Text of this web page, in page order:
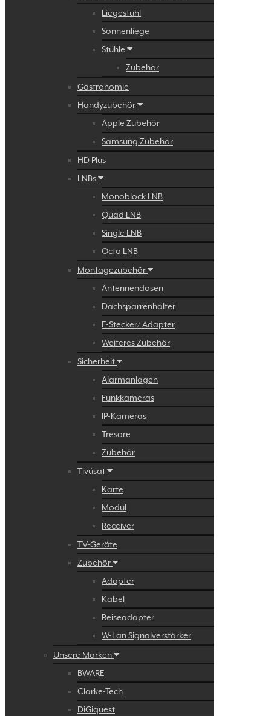
Liegestuhl
Sonnenliege
Stühle
Zubehör
Gastronomie
Handyzubehör
Apple Zubehör
Samsung Zubehör
HD Plus
LNBs
Monoblock LNB
Quad LNB
Single LNB
Octo LNB
Montagezubehör
Antennendosen
Dachsparrenhalter
F-Stecker/ Adapter
Weiteres Zubehör
Sicherheit
Alarmanlagen
Funkkameras
IP-Kameras
Tresore
Zubehör
Tivúsat
Karte
Modul
Receiver
TV-Geräte
Zubehör
Adapter
Kabel
Reiseadapter
W-Lan Signalverstärker
Unsere Marken
BWARE
Clarke-Tech
DiGiquest